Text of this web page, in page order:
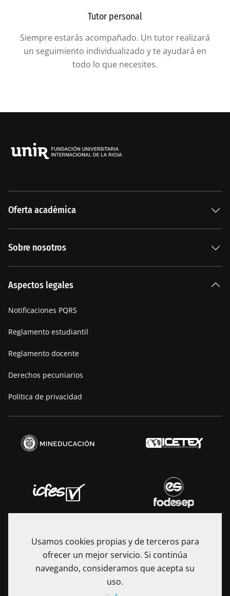
Tutor personal
Siempre estarás acompañado. Un tutor realizará
un seguimiento individualizado y te ayudará en
todo lo que necesites.
Oferta académica
Sobre nosotros
Manifiesto
Aspectos legales
Notificaciones PQRS
Reglamento estudiantil
Reglamento docente
Derechos pecuniarios
Política de privacidad
Usamos cookies propias y de terceros para
ofrecer un mejor servicio. Si continúa
navegando, consideramos que acepta su
uso.